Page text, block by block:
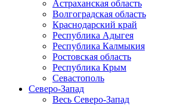
Астраханская область
Волгоградская область
Краснодарский край
Республика Адыгея
Республика Калмыкия
Ростовская область
Республика Крым
Севастополь
Северо-Запад
Весь Северо-Запад